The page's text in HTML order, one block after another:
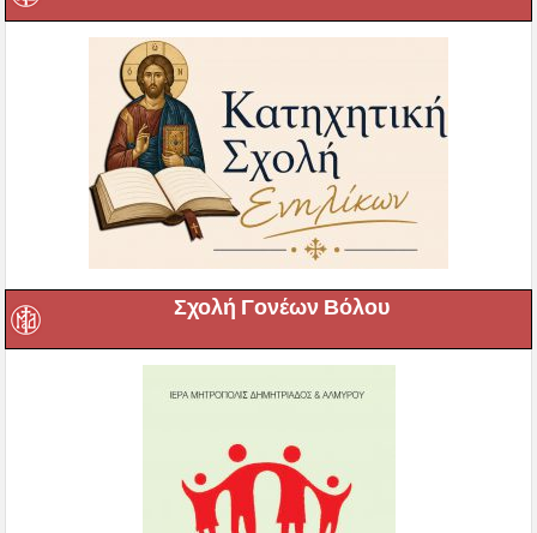
Σχολή Γονέων Βόλου